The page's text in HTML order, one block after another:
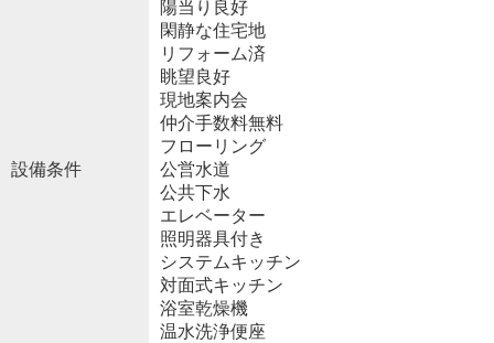
設備条件
陽当り良好
閑静な住宅地
リフォーム済
眺望良好
現地案内会
仲介手数料無料
フローリング
公営水道
公共下水
エレベーター
照明器具付き
システムキッチン
対面式キッチン
浴室乾燥機
温水洗浄便座